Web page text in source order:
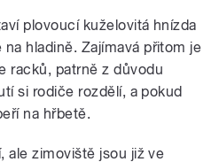
plovoucí kuželovitá hnízda
hladině. Zajímavá přitom je
racků, patrně z důvodu
si rodiče rozdělí, a pokud
na hřbetě.
ale zimoviště jsou již ve